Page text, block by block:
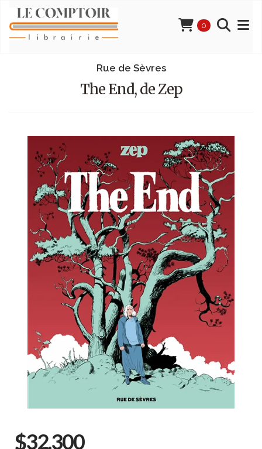
0
Rue de Sèvres
The End, de Zep
$32.300